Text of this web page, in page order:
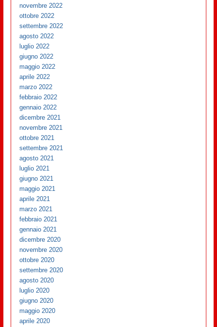
novembre 2022
ottobre 2022
settembre 2022
agosto 2022
luglio 2022
giugno 2022
maggio 2022
aprile 2022
marzo 2022
febbraio 2022
gennaio 2022
dicembre 2021
novembre 2021
ottobre 2021
settembre 2021
agosto 2021
luglio 2021
giugno 2021
maggio 2021
aprile 2021
marzo 2021
febbraio 2021
gennaio 2021
dicembre 2020
novembre 2020
ottobre 2020
settembre 2020
agosto 2020
luglio 2020
giugno 2020
maggio 2020
aprile 2020